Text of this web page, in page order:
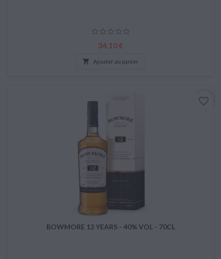
Prix
34,10 €
 Ajouter au panier
BOWMORE 12 YEARS - 40% VOL - 70CL
favorite_border